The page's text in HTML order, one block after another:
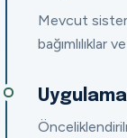
Mevcut sistem
bağımlılıklar
Uygulama